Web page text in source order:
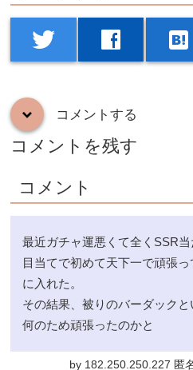
twitter facebook hatenabookmark
down コメントする
コメントを残す
コメント
最近ガチャ運悪くて全くSSR
目当てで初めて天下一で頑張
に入れた。
その結果、被りのバーダックと
何のため頑張ったのかと
by 182.250.250.227 匿